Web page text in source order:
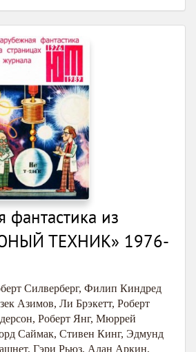
фантастика из
ТЕХНИК» 1976-
Силверберг, Филип Киндред
Азимов, Ли Брэкетт, Роберт
, Роберт Янг, Мюррей
Саймак, Стивен Кинг, Эдмунд
, Гэри Рьюз, Алан Аркин,